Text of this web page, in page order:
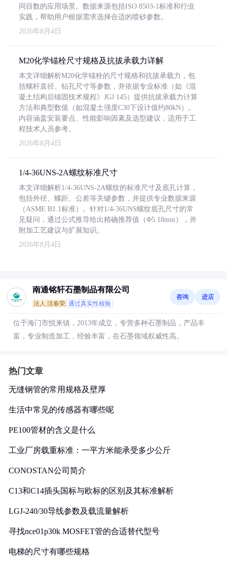
同目数的应用场景。数据来源包括ISO 8503-1标准和行业
实践，帮助用户根据需求选择合适的喷砂参数。
2026年8月4日
M20化学锚栓尺寸规格及抗拔承载力详解
本文详细解析M20化学锚栓的尺寸规格和抗拔承载力，包
括螺杆直径、钻孔尺寸等参数，并依据专业标准（如《混
凝土结构后锚固技术规程》JGJ 145）提供抗拔承载力计算
方法和典型数值（如混凝土强度C30下设计值约80kN）。
内容涵盖安装要点、性能影响因素及选型建议，适用于工
程技术人员参考。
2026年8月4日
1/4-36UNS-2A螺纹标准尺寸
本文详细解析1/4-36UNS-2A螺纹的标准尺寸及底孔计算，
包括外径、螺距、公差等关键参数，并提供专业数据来源
（ASME B1.1标准）。针对1/4-36UNS螺纹底孔尺寸的常
见疑问，通过公式推导给出精确推荐值（Φ5.18mm），并
附加工艺建议与扩展知识。
2026年8月4日
南通铭轩石墨制品有限公司
法人:沈春荣 通过真实性核验
咨询 进店
位于海门市悦来镇，2013年成立，专营多种石墨制品，产品丰
富，专业制造加工，经验丰富，在石墨领域权威性高。
热门文章
无缝钢管的常用规格及壁厚
生活中常见的传感器有哪些呢
PE100管材的含义是什么
工业厂房载重标准：一平方米能承受多少公斤
CONOSTAN公司简介
C13和C14插头国标与欧标的区别及其标准解析
LGJ-240/30导线参数及载流量解析
寻找nce01p30k MOSFET管的合适替代型号
电梯的尺寸有哪些规格